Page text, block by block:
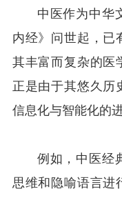
中医作为中华
内经》问世起，已
其丰富而复杂的医
正是由于其悠久历
信息化与智能化的
例如，中医经
思维和隐喻语言进